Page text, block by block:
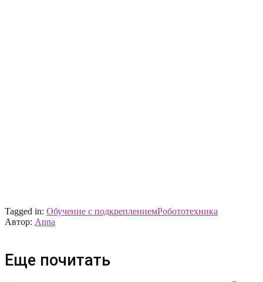
Tagged in: Обучение с подкреплениемРобототехника
Автор: Anna
Еще почитать